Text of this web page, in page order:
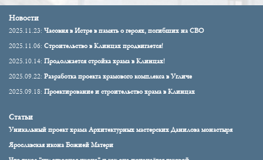
Новости
2025.11.23: Часовня в Истре в память о героях, погибших на СВО
2025.11.06: Строительство в Клинцах продвигается!
2025.10.14: Продолжается стройка храма в Клинцах!
2025.09.22: Разработка проекта храмового комплекса в Угличе
2025.09.18: Проектирование и строительство храма в Клинцах
Статьи
Уникальный проект храма Архитектурных мастерских Данилова монастыря
Ярославская икона Божией Матери